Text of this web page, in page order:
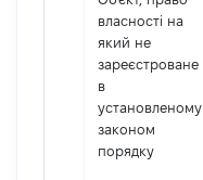
власності на
який не
зареєстроване
в
установленому
законом
порядку